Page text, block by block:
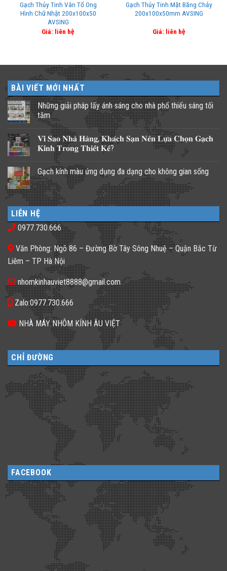
Gạch Thủy Tinh Vân Tổ Ong
Hình Chữ Nhật 200x100x50
AVSING
Giá: liên hệ
Gạch Thủy Tinh Mặt Băng Chảy
200x100x50mm AVSING
Giá: liên hệ
BÀI VIẾT MỚI NHẤT
Những giải pháp lấy ánh sáng cho nhà phố thiếu sáng tối
tăm
Không
bình
luận
ở
pháp
lấy
ánh
sáng
cho
nhà
phố
thiếu
sáng
tối
𝐕𝐢̀ 𝐒𝐚𝐨 𝐍𝐡𝐚̀ 𝐇𝐚̀𝐧𝐠, 𝐊𝐡𝐚́𝐜𝐡 𝐒𝐚̣𝐧 𝐍𝐞̂𝐧 𝐋𝐮̛̣𝐚 𝐂𝐡𝐨̣𝐧 𝐆𝐚̣𝐜𝐡
𝐊𝐢́𝐧𝐡 𝐓𝐫𝐨𝐧𝐠 𝐓𝐡𝐢𝐞̂́𝐭 𝐊𝐞̂́?
bình
luận
ở
𝐕𝐢̀
𝐒𝐚𝐨
𝐍𝐡𝐚̀
𝐇𝐚̀𝐧𝐠,
𝐊𝐡𝐚́𝐜𝐡
𝐒𝐚̣𝐧
𝐍𝐞̂𝐧
𝐂𝐡𝐨̣𝐧
𝐆𝐚̣𝐜𝐡
𝐊𝐢́𝐧𝐡
𝐓𝐫𝐨𝐧𝐠
𝐓𝐡𝐢𝐞̂́𝐭
𝐊𝐞̂́?
Gạch kính màu ứng dụng đa dạng cho không gian sống
Không
có
bình
luận
ở
Gạch
kính
màu
đa
dạng
cho
không
gian
sống
LIÊN HỆ
0977.730.666
Văn Phòng: Ngõ 86 – Đường Bờ Tây Sông Nhuệ – Quận Bắc Từ
Liêm – TP Hà Nội
nhomkinhauviet8888@gmail.com
Zalo:0977.730.666
NHÀ MÁY NHÔM KÍNH ÂU VIỆT
CHỈ ĐƯỜNG
FACEBOOK